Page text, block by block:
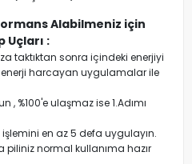
Alabilmeniz için
Uçları :
taktıktan sonra içindeki enerjiyi
enerji harcayan uygulamalar ile
, %100'e ulaşmaz ise 1.Adımı
en az 5 defa uygulayın.
piliniz normal kullanıma hazır